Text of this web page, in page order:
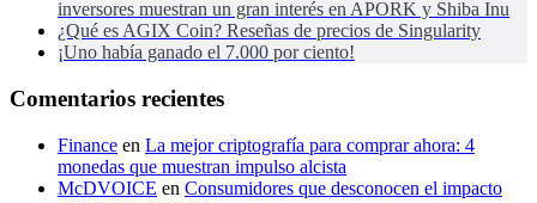
inversores muestran un gran interés en APORK y Shiba Inu
¿Qué es AGIX Coin? Reseñas de precios de Singularity
¡Uno había ganado el 7.000 por ciento!
Comentarios recientes
Finance en La mejor criptografía para comprar ahora: 4
monedas que muestran impulso alcista
McDVOICE en Consumidores que desconocen el impacto